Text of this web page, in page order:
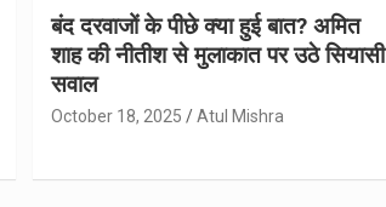
बंद दरवाजों के पीछे क्या हुई बात? अमित
शाह की नीतीश से मुलाकात पर उठे सियासी
सवाल
October 18, 2025 Atul Mishra